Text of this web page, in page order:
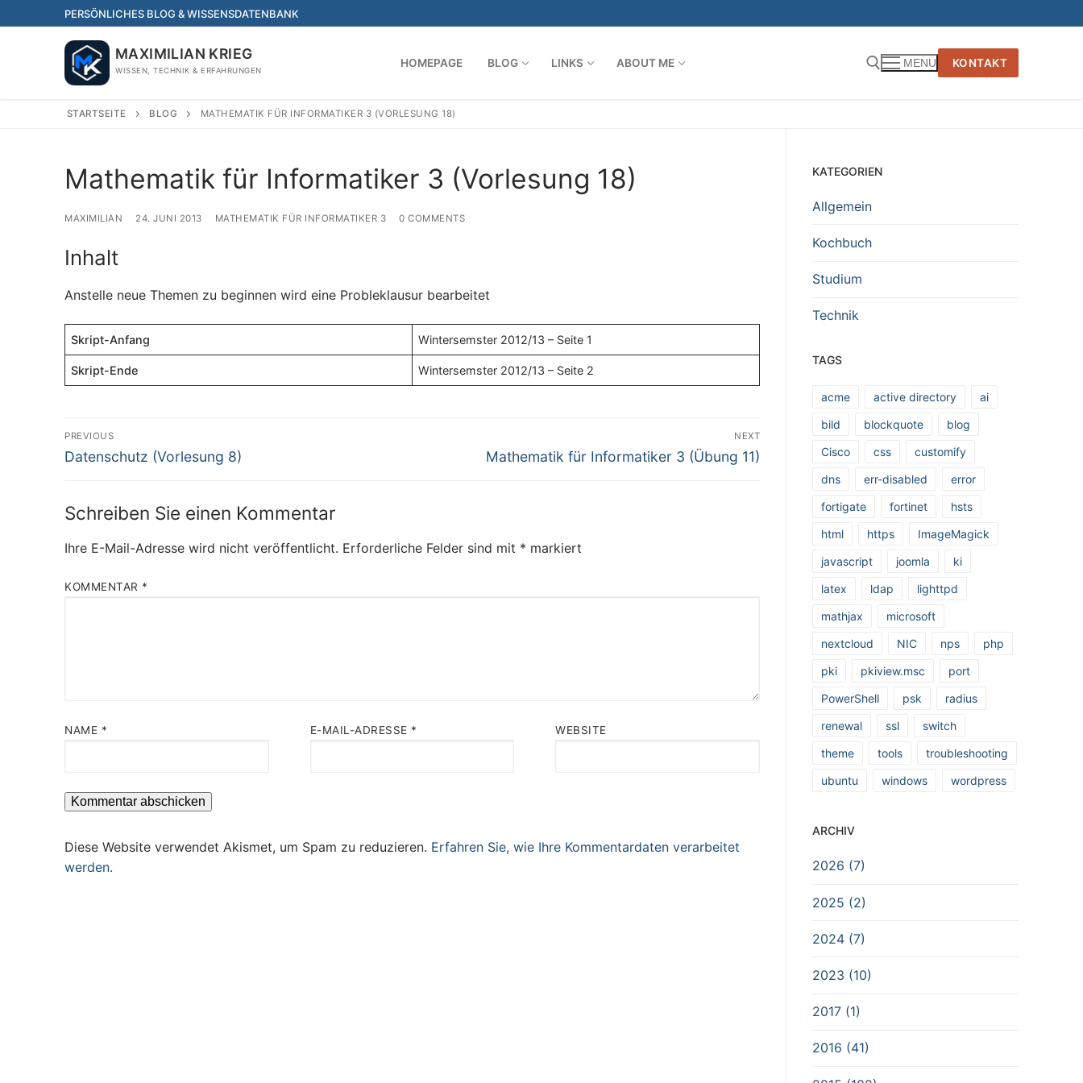
to
PERSÖNLICHES BLOG & WISSENSDATENBANK
MAXIMILIAN KRIEG
WISSEN, TECHNIK & ERFAHRUNGEN
HOMEPAGE BLOG LINKS ABOUT ME MENU KONTAKT
STARTSEITE BLOG MATHEMATIK FÜR INFORMATIKER 3 (VORLESUNG 18)
Mathematik für Informatiker 3 (Vorlesung 18)
MAXIMILIAN 24. JUNI 2013 MATHEMATIK FÜR INFORMATIKER 3 0 COMMENTS
Inhalt
Anstelle neue Themen zu beginnen wird eine Probleklausur bearbeitet
Skript-Anfang Wintersemster 2012/13 – Seite 1
Skript-Ende Wintersemster 2012/13 – Seite 2
Beitragsnavigation
PREVIOUS
Previous
Datenschutz (Vorlesung 8)
NEXT
Next
Mathematik für Informatiker 3 (Übung 11)
Schreiben Sie einen Kommentar
Ihre E-Mail-Adresse wird nicht veröffentlicht. Erforderliche Felder sind mit * markiert
KOMMENTAR *
NAME * E-MAIL-ADRESSE * WEBSITE
Diese Website verwendet Akismet, um Spam zu reduzieren. Erfahren Sie, wie Ihre Kommentardaten verarbeitet
werden.
KATEGORIEN
Allgemein
Kochbuch
Studium
Technik
TAGS
acme active directory
ai
bild
blockquote
blog
Cisco
css
customify
dns
err-disabled
error
fortigate
fortinet
hsts
html
https
ImageMagick
javascript
joomla
ki
latex
ldap
lighttpd
mathjax
microsoft
nextcloud
NIC nps
php
pki
pkiview.msc
port
PowerShell
psk
radius
renewal
ssl
switch
theme
tools
troubleshooting
ubuntu
windows wordpress
ARCHIV
2026 (7)
2025 (2)
2024 (7)
2023 (10)
2017 (1)
2016 (41)